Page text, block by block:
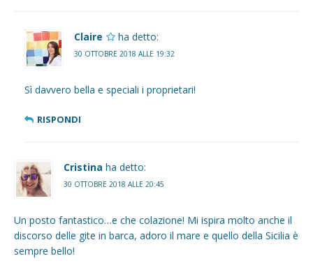
Claire ha detto:
30 OTTOBRE 2018 ALLE 19:32
Sì davvero bella e speciali i proprietari!
RISPONDI
Cristina ha detto:
30 OTTOBRE 2018 ALLE 20:45
Un posto fantastico…e che colazione! Mi ispira molto anche il
discorso delle gite in barca, adoro il mare e quello della Sicilia è
sempre bello!